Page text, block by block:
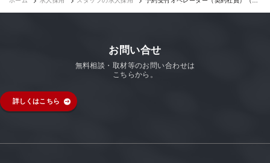
お問い合せ
無料相談・取材等のお問い合わせは
こちらから。
詳しくはこちら